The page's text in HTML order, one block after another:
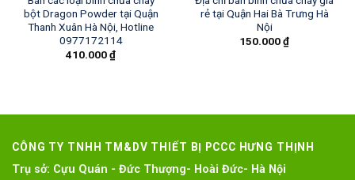
bột Dragon Powder tại Quận
Thanh Xuân Hà Nội, Hotline
0977172114
410.000₫
rẻ tại Quận Hai Bà Trưng Hà
Nội
150.000₫
CÔNG TY TNHH TM&DV THIẾT BỊ PCCC HƯNG THỊNH
Trụ sở: Cựu Quán - Đức Thượng- Hoài Đức- Hà Nội